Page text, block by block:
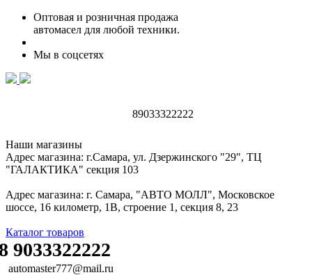
Оптовая и розничная продажа
автомасел для любой техники.
Мы в соцсетях
89033322222
Наши магазины
Адрес магазина: г.Самара, ул. Дзержинского "29", ТЦ
"ГАЛАКТИКА" секция 103
Адрес магазина: г. Самара, "АВТО МОЛЛ", Московское
шоссе, 16 километр, 1В, строение 1, секция 8, 23
Каталог товаров
9033322222
automaster777@mail.ru